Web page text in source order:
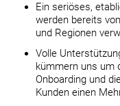
Ein seriöses,
werden bereits
und Regionen
Volle
kümmern uns um
Onboarding und
Kunden einen